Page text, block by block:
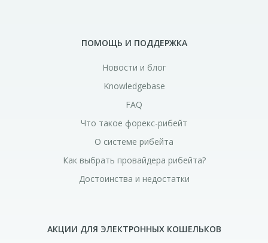
ПОМОЩЬ И ПОДДЕРЖКА
Новости и блог
Knowledgebase
FAQ
Что такое форекс-рибейт
О системе рибейта
Как выбрать провайдера рибейта?
Достоинства и недостатки
АКЦИИ ДЛЯ ЭЛЕКТРОННЫХ КОШЕЛЬКОВ